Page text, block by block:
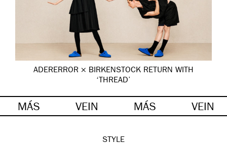
ADERERROR × BIRKENSTOCK RETURN WITH
‘THREAD’
MÁS VEIN MÁS VEIN
STYLE